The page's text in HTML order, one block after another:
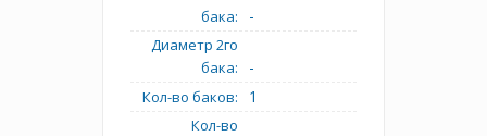
бака:
-
Диаметр 2го
бака:
-
Кол-во баков: 1
Кол-во